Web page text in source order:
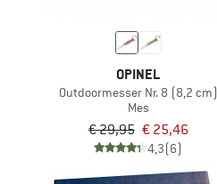
OPINEL
Outdoormesser Nr. 8 (8,2 cm)
Mes
€ 29,95 € 25,46
4,3(6)